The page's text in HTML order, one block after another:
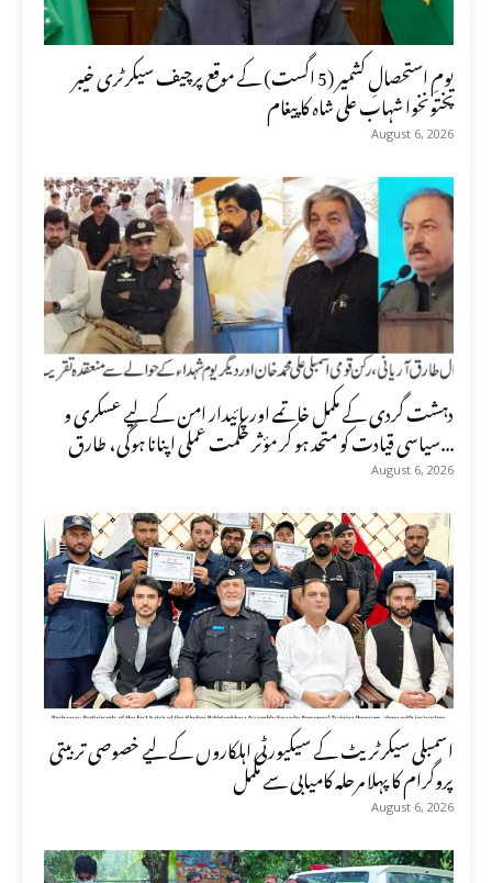
یومِ استحصالِ کشمیر (5 اگست) کے موقع پرچیف سیکرٹری خیبر
پختونخوا شہاب علی شاہ کا پیغام
August 6, 2026
دہشت گردی کے مکمل خاتمے اور پائیدار امن کے لیے عسکری و
سیاسی قیادت کو متحد ہو کر مؤثر حکمت عملی اپنانا ہوگی، طارق...
August 6, 2026
اسمبلی سیکرٹریٹ کے سیکیورٹی اہلکاروں کے لیے خصوصی تربیتی
پروگرام کا پہلا مرحلہ کامیابی سے مکمل
August 6, 2026